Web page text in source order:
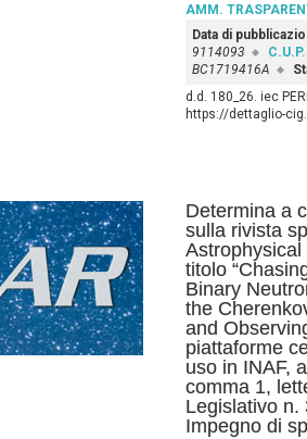
AMM.
Data di
9114093
C.U.P.
BC1719416A
d.d. 180_26. iec
https://dettaglio-
Determina a
sulla rivista
Astrophysical
titolo
Binary
the
and
piattaforme
uso in INAF,
comma 1,
Legislativo n.
Impegno di